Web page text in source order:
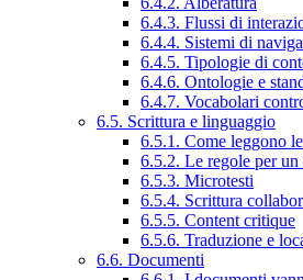
6.4.3. Flussi di
6.4.4. Sistemi di
6.4.5. Tipologie di
6.4.6. Ontologie e
6.4.7. Vocabolari
6.5. Scrittura e linguaggio
6.5.1. Come leggono
6.5.2. Le regole per
6.5.3. Microtesti
6.5.4. Scrittura
6.5.5. Content critique
6.5.6. Traduzione e
6.6. Documenti